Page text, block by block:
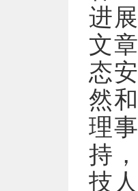
进
文
态
然
理
持
技